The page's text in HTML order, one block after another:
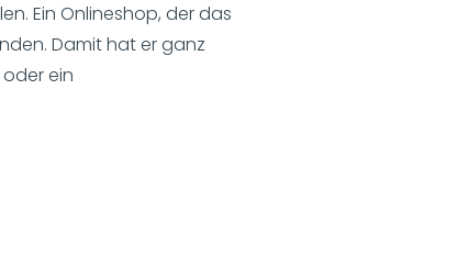
Ein Onlineshop, der das
Damit hat er ganz
ein